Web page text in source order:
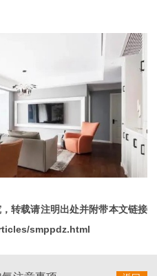
转载请注明出处并附带本文链接
smppdz.html